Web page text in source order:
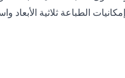
الطباعة ثلاثية الأبعاد